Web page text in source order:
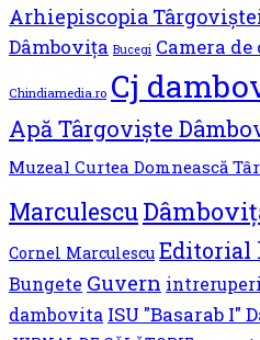
Arhiepiscopia
Dâmbovița Bucegi Camera
Chindiamedia.ro Cj
Apă Târgoviște
Muzeal Curtea Domnească
Marculescu
Cornel Marculescu Editorial
Bungete Guvern
dambovita ISU "Basarab I"